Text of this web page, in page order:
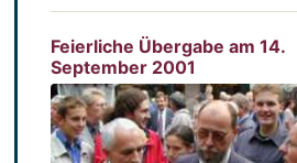
Feierliche Übergabe am 14.
September 2001